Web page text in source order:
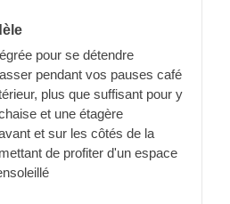
pour se détendre
pendant vos pauses café
plus que suffisant pour y
et une étagère
et sur les côtés de la
de profiter d'un espace